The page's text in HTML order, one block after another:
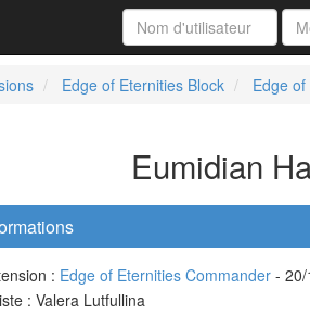
Edge of Eternities Block Edge
Eumidian
: Edge of Eternities Commander -
: Valera Lutfullina